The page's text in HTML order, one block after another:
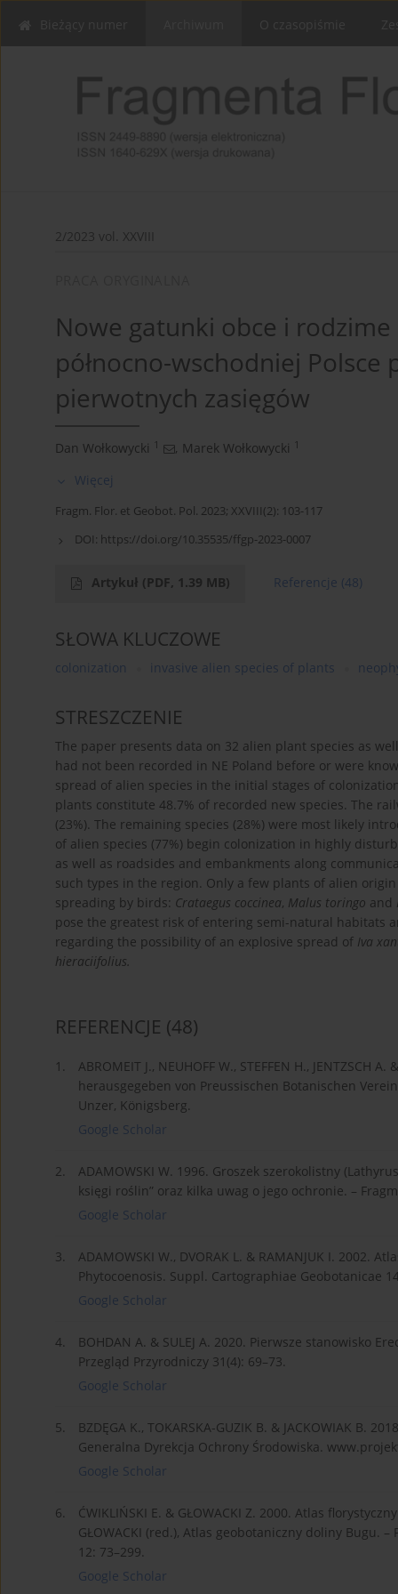
2/2023 vol. XXVIII
Nowe gatunki obce i
północno-wschodniej Polsce
pierwotnych zasięgów
Dan Wołkowycki 1 , Marek Wołkowycki 1
Więcej
Fragm. Flor. et Geobot. Pol. 2023; XXVIII(2): 103-117
DOI: https://doi.org/10.35535/ffgp-2023-0007
Artykuł (PDF, 1.39 MB) Referencje (48)
SŁOWA KLUCZOWE
colonization invasive alien species of plants
STRESZCZENIE
The paper presents data on 32 alien plant species as
had not been recorded in NE Poland before or were
spread of alien species in the initial stages of
plants constitute 48.7% of recorded new species. The
(23%). The remaining species (28%) were most likely
of alien species (77%) begin colonization in highly
as well as roadsides and embankments along
such types in the region. Only a few plants of alien
spreading by birds: Crataegus coccinea, Malus toringo and
pose the greatest risk of entering semi-natural habitats
regarding the possibility of an explosive spread of Iva
hieraciifolius.
REFERENCJE (48)
1.
ABROMEIT J., NEUHOFF W., STEFFEN H., JENTZSCH
herausgegeben von Preussischen Botanischen
Unzer, Königsberg.
Google Scholar
2.
ADAMOWSKI W. 1996. Groszek szerokolistny
księgi roślin” oraz kilka uwag o jego ochronie. –
Google Scholar
3.
ADAMOWSKI W., DVORAK L. & RAMANJUK I. 2002.
Phytocoenosis. Suppl. Cartographiae Geobotanicae
Google Scholar
4.
BOHDAN A. & SULEJ A. 2020. Pierwsze stanowisko
Przegląd Przyrodniczy 31(4): 69–73.
Google Scholar
5.
BZDĘGA K., TOKARSKA-GUZIK B. & JACKOWIAK B.
Generalna Dyrekcja Ochrony Środowiska.
Google Scholar
6.
ĆWIKLIŃSKI E. & GŁOWACKI Z. 2000. Atlas
GŁOWACKI (red.), Atlas geobotaniczny doliny Bugu.
12: 73–299.
Google Scholar